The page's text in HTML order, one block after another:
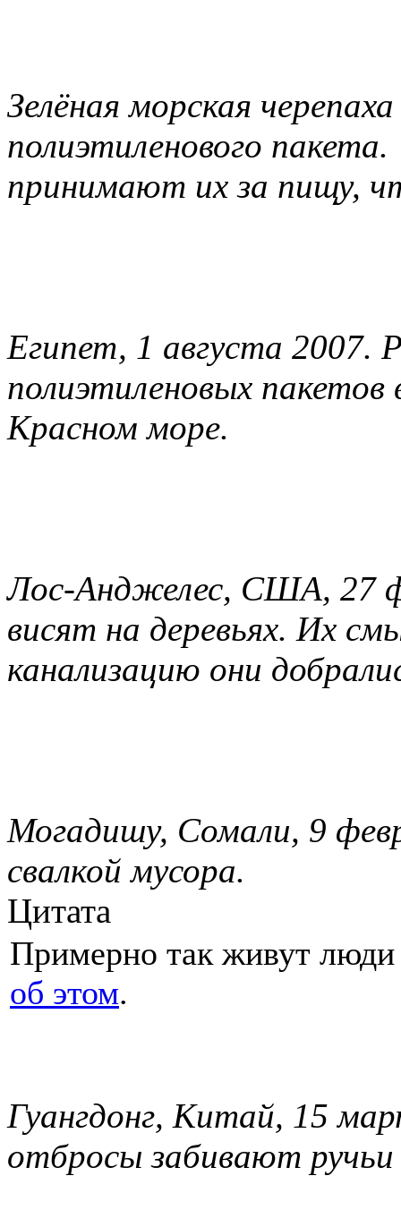
Зелёная морская
полиэтиленового
принимают их за пищу,
Египет, 1 августа 2007.
полиэтиленовых пакетов
Красном море.
Лос-Анджелес, США, 27
висят на деревьях. Их
канализацию они
Могадишу, Сомали, 9
свалкой мусора.
Цитата
Примерно так живут
об этом.
Гуангдонг, Китай, 15
отбросы забивают